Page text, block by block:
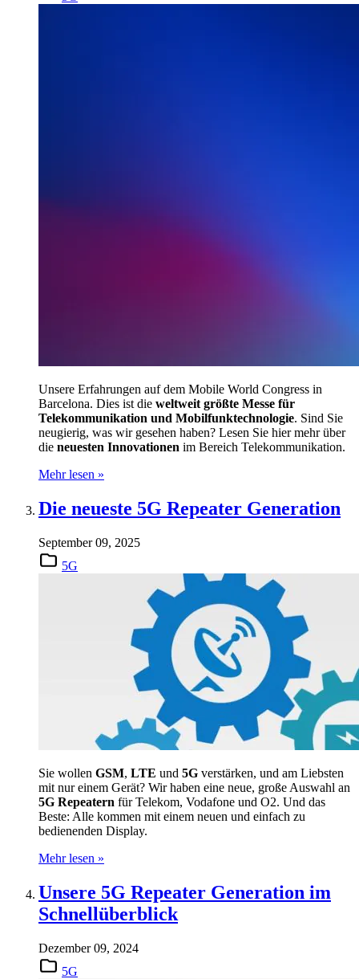
Unsere Erfahrungen auf dem Mobile World Congress in
Barcelona. Dies ist die weltweit größte Messe für
Telekommunikation und Mobilfunktechnologie. Sind Sie
neugierig, was wir gesehen haben? Lesen Sie hier mehr über
die neuesten Innovationen im Bereich Telekommunikation.
Mehr lesen »
Die neueste 5G Repeater Generation
September 09, 2025
5G
Sie wollen GSM, LTE und 5G verstärken, und am Liebsten
mit nur einem Gerät? Wir haben eine neue, große Auswahl an
5G Repeatern für Telekom, Vodafone und O2. Und das
Beste: Alle kommen mit einem neuen und einfach zu
bedienenden Display.
Mehr lesen »
Unsere 5G Repeater Generation im
Schnellüberblick
Dezember 09, 2024
5G